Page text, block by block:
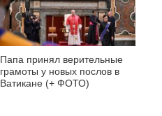
Папа принял верительные
грамоты у новых послов в
Ватикане (+ ФОТО)